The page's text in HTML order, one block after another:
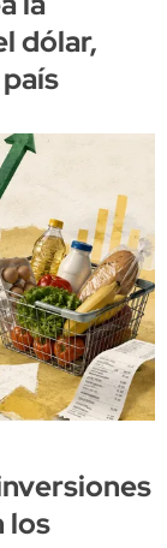
dólar,
los